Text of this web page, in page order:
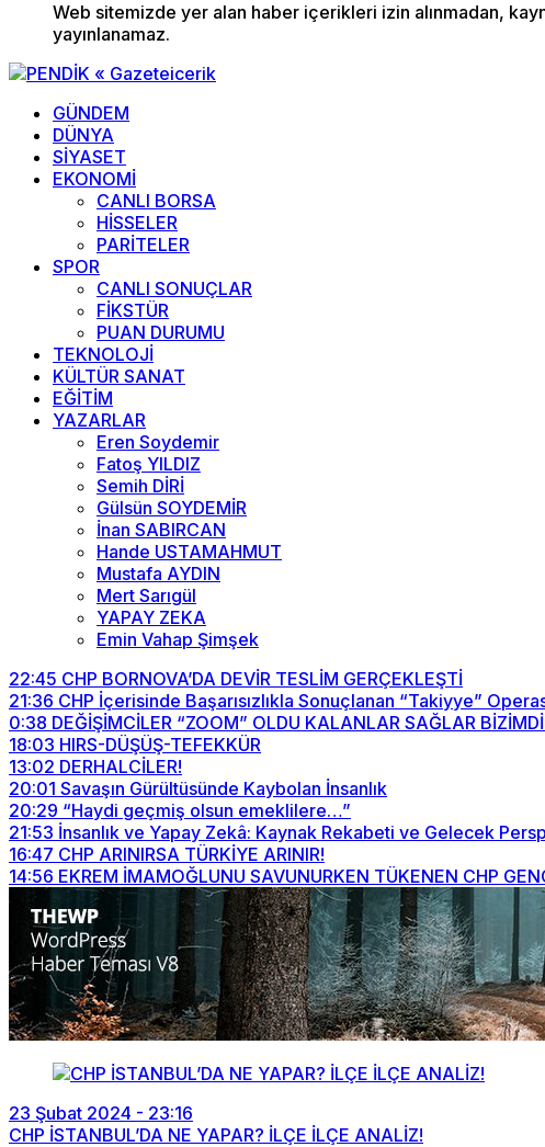
Web sitemizde yer alan haber içerikleri izin alınmadan,
yayınlanamaz.
GÜNDEM
DÜNYA
SİYASET
EKONOMİ
CANLI BORSA
HİSSELER
PARİTELER
SPOR
CANLI SONUÇLAR
FİKSTÜR
PUAN DURUMU
TEKNOLOJİ
KÜLTÜR SANAT
EĞİTİM
YAZARLAR
Eren Soydemir
Fatoş YILDIZ
Semih DİRİ
Gülsün SOYDEMİR
İnan SABIRCAN
Hande USTAMAHMUT
Mustafa AYDIN
Mert Sarıgül
YAPAY ZEKA
Emin Vahap Şimşek
22:45 CHP BORNOVA’DA DEVİR TESLİM GERÇEKLEŞTİ
21:36 CHP İçerisinde Başarısızlıkla Sonuçlanan “Takiyye”
0:38 DEĞİŞİMCİLER “ZOOM” OLDU KALANLAR SAĞLAR
18:03 HIRS-DÜŞÜŞ-TEFEKKÜR
13:02 DERHALCİLER!
20:01 Savaşın Gürültüsünde Kaybolan İnsanlık
20:29 “Haydi geçmiş olsun emeklilere…”
21:53 İnsanlık ve Yapay Zekâ: Kaynak Rekabeti ve Gelecek
16:47 CHP ARINIRSA TÜRKİYE ARINIR!
14:56 EKREM İMAMOĞLUNU SAVUNURKEN TÜKENEN CHP
23 Şubat 2024 - 23:16
CHP İSTANBUL’DA NE YAPAR? İLÇE İLÇE ANALİZ!